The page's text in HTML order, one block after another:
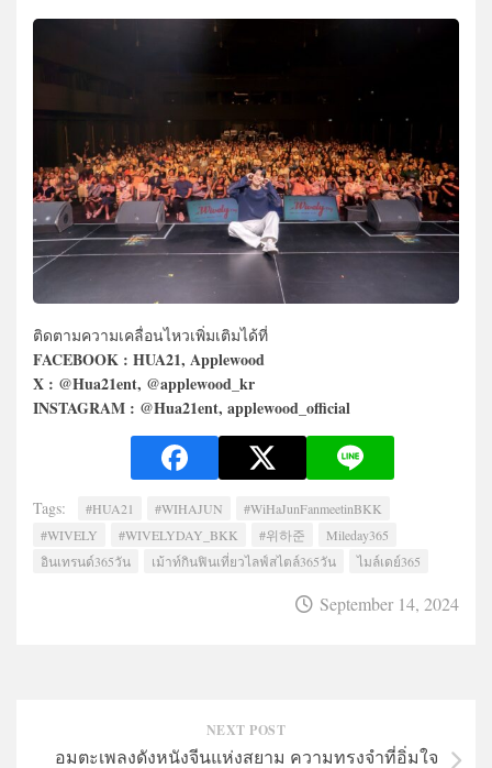
ติดตามความเคลื่อนไหวเพิ่มเติมได้ที่
FACEBOOK : HUA21, Applewood
X : @Hua21ent, @applewood_kr
INSTAGRAM : @Hua21ent, applewood_official
Tags: #HUA21 #WIHAJUN
#WiHaJunFanmeetinBKK
#WIVELY
#WIVELYDAY_BKK #위하준
Mileday365
อินเทรนด์365วัน
เม้าท์กินฟินเที่ยวไลฟ์สไตล์365วัน ไมล์เดย์365
September 14, 2024
NEXT POST
อมตะเพลงดังหนังจีนแห่งสยาม ความทรงจำที่อิ่มใจ